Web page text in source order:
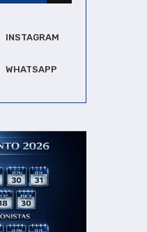
INSTAGRAM
WHATSAPP